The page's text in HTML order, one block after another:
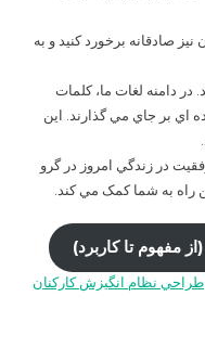
صادقانه برخورد کنيد و به
در دامنه لغات ما، کلمات
اي بر جاي مي گذارند. اين
در زندگي امروز در گرو
راه به شما کمک مي کند.
مفهوم تا کاربرد)
طراحي نظام انگيزش كاركنان